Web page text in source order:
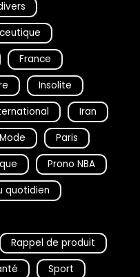
France
Insolite
Iran
Mode
Paris
Prono NBA
quotidien
Rappel de produit
Sport